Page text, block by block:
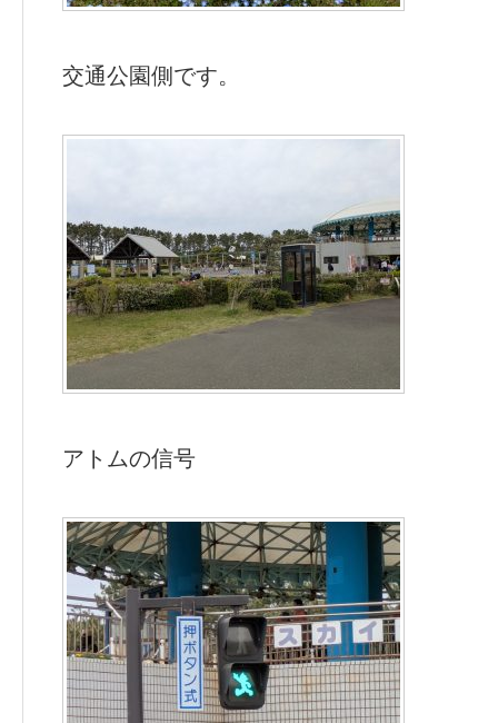
交通公園側です。
アトムの信号